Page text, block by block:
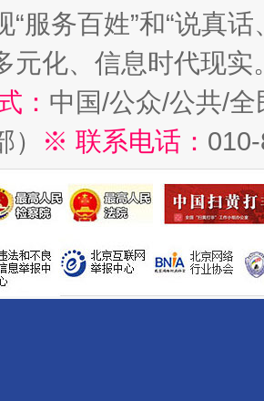
“服务百姓”和“说真
元化、信息时代现实
： 中国/公众/公共/
※ 联系电话：